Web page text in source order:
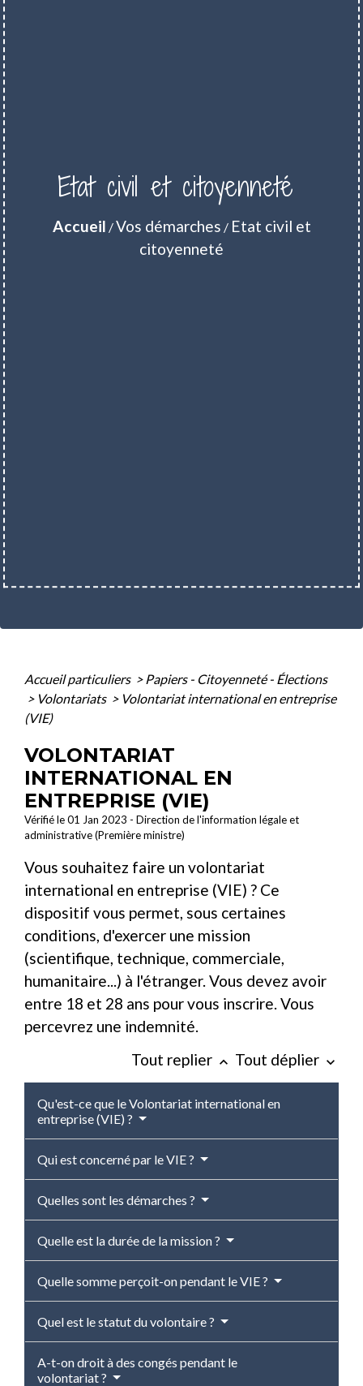
Etat civil et citoyenneté
Accueil /Vos démarches / Etat civil et
citoyenneté
Accueil particuliers > Papiers - Citoyenneté - Élections
> Volontariats > Volontariat international en entreprise
(VIE)
VOLONTARIAT
INTERNATIONAL EN
ENTREPRISE (VIE)
Vérifié le 01 Jan 2023 - Direction de l'information légale et
administrative (Première ministre)
Vous souhaitez faire un volontariat
international en entreprise (VIE) ? Ce
dispositif vous permet, sous certaines
conditions, d'exercer une mission
(scientifique, technique, commerciale,
humanitaire...) à l'étranger. Vous devez avoir
entre 18 et 28 ans pour vous inscrire. Vous
percevrez une indemnité.
Tout replier keyboard_arrow_up Tout déplier keyboard_arrow_down
Qu'est-ce que le Volontariat international en
entreprise (VIE) ?
Qui est concerné par le VIE ?
Quelles sont les démarches ?
Quelle est la durée de la mission ?
Quelle somme perçoit-on pendant le VIE ?
Quel est le statut du volontaire ?
A-t-on droit à des congés pendant le
volontariat ?